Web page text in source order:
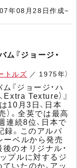
年08月28日作成−
ム『ジョージ・
トルズ ／ 1975年）
『ジョージ・ハ
Extra Texture）』
10月3日、日本
。全英では最高
連続8位、日本で
録。このアルバ
ーベルから発売
のオリジナル・
プルに対するジ
いたのか、アッ